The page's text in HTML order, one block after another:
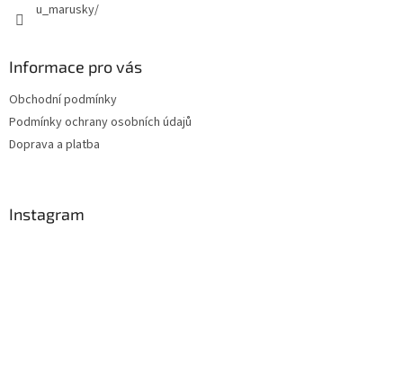
u_marusky/
Informace pro vás
Obchodní podmínky
Podmínky ochrany osobních údajů
Doprava a platba
Instagram